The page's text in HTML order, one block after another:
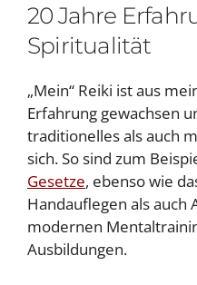
20 Jahre
Spiritualität
„Mein“ Reiki ist aus
Erfahrung gewachsen
traditionelles als auch
sich. So sind zum
Gesetze, ebenso wie
Handauflegen als auch
modernen
Ausbildungen.